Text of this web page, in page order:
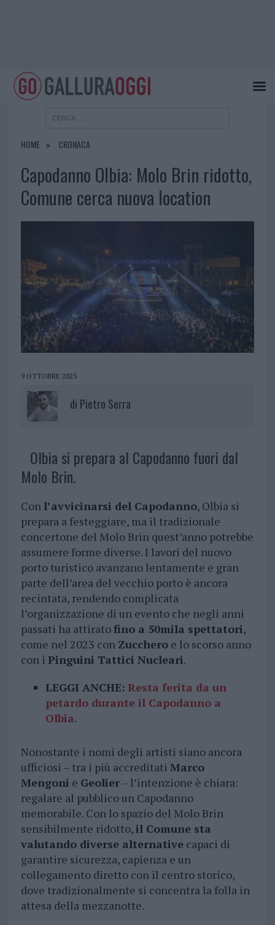
HOME CRONACA
Capodanno Olbia: Molo Brin ridotto,
Comune cerca nuova location
9 OTTOBRE 2025
di Pietro Serra
Olbia si prepara al Capodanno fuori dal
Molo Brin.
Con l’avvicinarsi del Capodanno, Olbia si
prepara a festeggiare, ma il tradizionale
concertone del Molo Brin quest’anno potrebbe
assumere forme diverse. I lavori del nuovo
porto turistico avanzano lentamente e gran
parte dell’area del vecchio porto è ancora
recintata, rendendo complicata
l’organizzazione di un evento che negli anni
passati ha attiratofino a 50mila spettatori,
come nel 2023 con Zuccheroe lo scorso anno
con i Pinguini Tattici Nucleari.
LEGGI ANCHE: Resta ferita da un
petardo durante il Capodanno a
Olbia.
Nonostante i nomi degli artisti siano ancora
ufficiosi – tra i più accreditati Marco
Mengoni e Geolier– l’intenzione è chiara:
regalare al pubblico un Capodanno
memorabile. Con lo spazio del Molo Brin
sensibilmente ridotto,il Comune sta
valutando diverse alternativecapaci di
garantire sicurezza, capienza e un
collegamento diretto con il centro storico,
dove tradizionalmente si concentra la folla in
attesa della mezzanotte.